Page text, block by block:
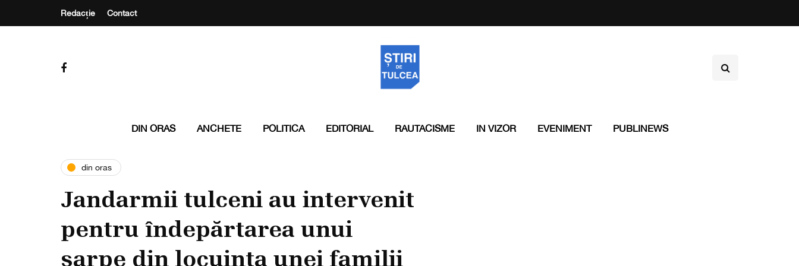
Redacție Contact
DIN ORAS ANCHETE POLITICA EDITORIAL RAUTACISME IN VIZOR EVENIMENT PUBLINEWS
din oras
Jandarmii tulceni au intervenit
pentru îndepărtarea unui
șarpe din locuința unei familii